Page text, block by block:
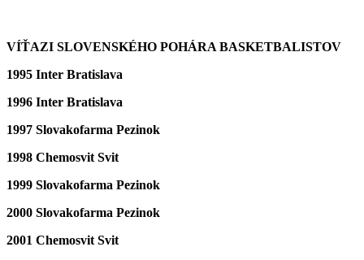
VÍŤAZI SLOVENSKÉHO POHÁRA BASKETBALISTOV
1995 Inter Bratislava
1996 Inter Bratislava
1997 Slovakofarma Pezinok
1998 Chemosvit Svit
1999 Slovakofarma Pezinok
2000 Slovakofarma Pezinok
2001 Chemosvit Svit